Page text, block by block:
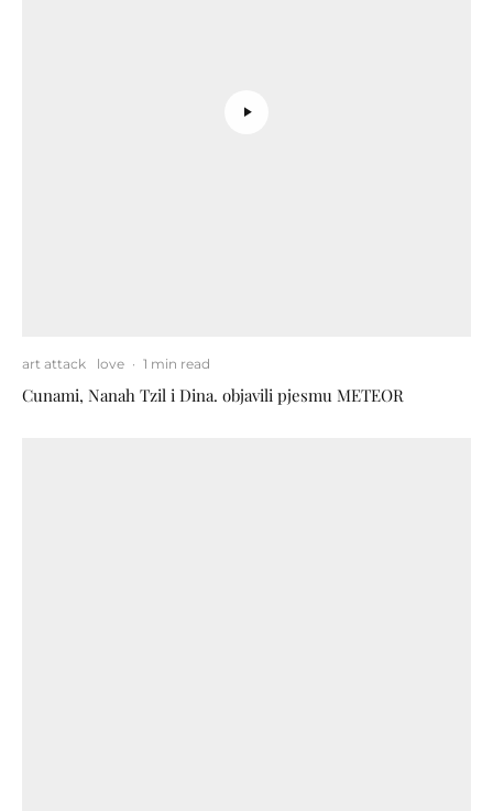
art attack love · 1 min read
Cunami, Nanah Tzil i Dina. objavili pjesmu METEOR